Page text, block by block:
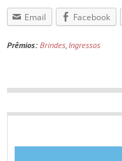
Email Facebook
Prêmios: Brindes, Ingressos